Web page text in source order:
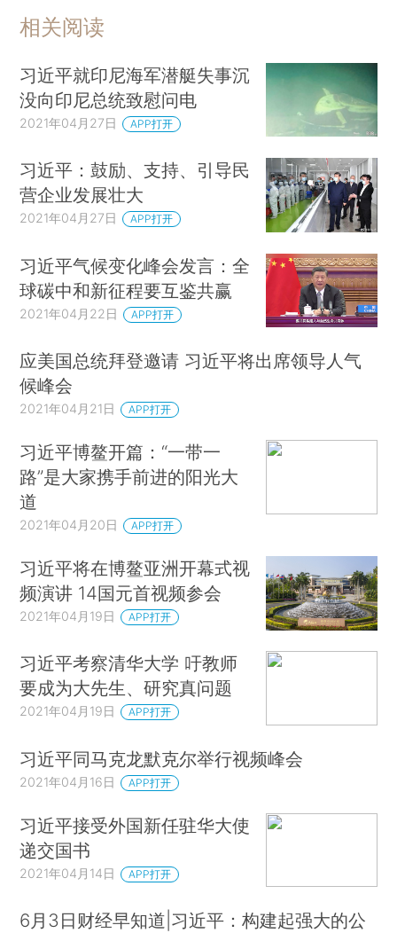
相关阅读
习近平就印尼海军潜艇失事沉
没向印尼总统致慰问电
2021年04月27日 APP打开
习近平：鼓励、支持、引导民
营企业发展壮大
2021年04月27日 APP打开
习近平气候变化峰会发言：全
球碳中和新征程要互鉴共赢
2021年04月22日 APP打开
应美国总统拜登邀请 习近平将出席领导人气
候峰会
2021年04月21日 APP打开
习近平博鳌开篇：“一带一
路”是大家携手前进的阳光大
道
2021年04月20日 APP打开
习近平将在博鳌亚洲开幕式视
频演讲 14国元首视频参会
2021年04月19日 APP打开
习近平考察清华大学 吁教师
要成为大先生、研究真问题
2021年04月19日 APP打开
习近平同马克龙默克尔举行视频峰会
2021年04月16日 APP打开
习近平接受外国新任驻华大使
递交国书
2021年04月14日 APP打开
6月3日财经早知道|习近平：构建起强大的公